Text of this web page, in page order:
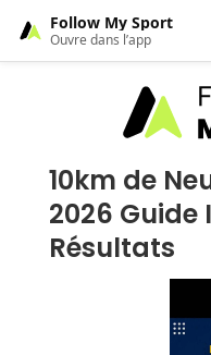
10km de
2026
Résultats
Follow My Sport
Ouvre dans l’app